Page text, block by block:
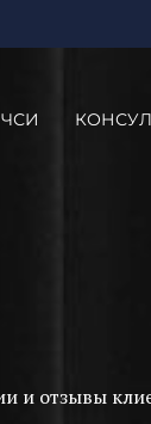
ЧСИ
и отзывы